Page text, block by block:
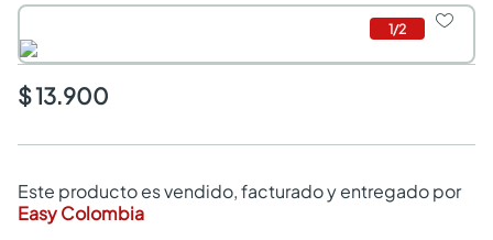
1/2
$ 13.900
Este producto es vendido, facturado y entregado por
Easy Colombia
armarios closet
comedores
neveras